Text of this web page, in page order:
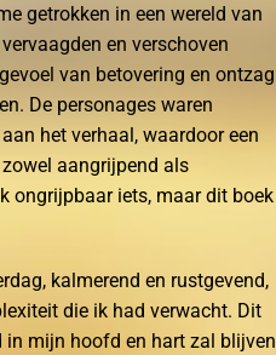
getrokken in een wereld van
en verschoven
van betovering en ontzag
De personages waren
het verhaal, waardoor een
aangrijpend als
ongrijpbaar iets, maar dit boek
kalmerend en rustgevend,
die ik had verwacht. Dit
in mijn hoofd en hart zal blijven